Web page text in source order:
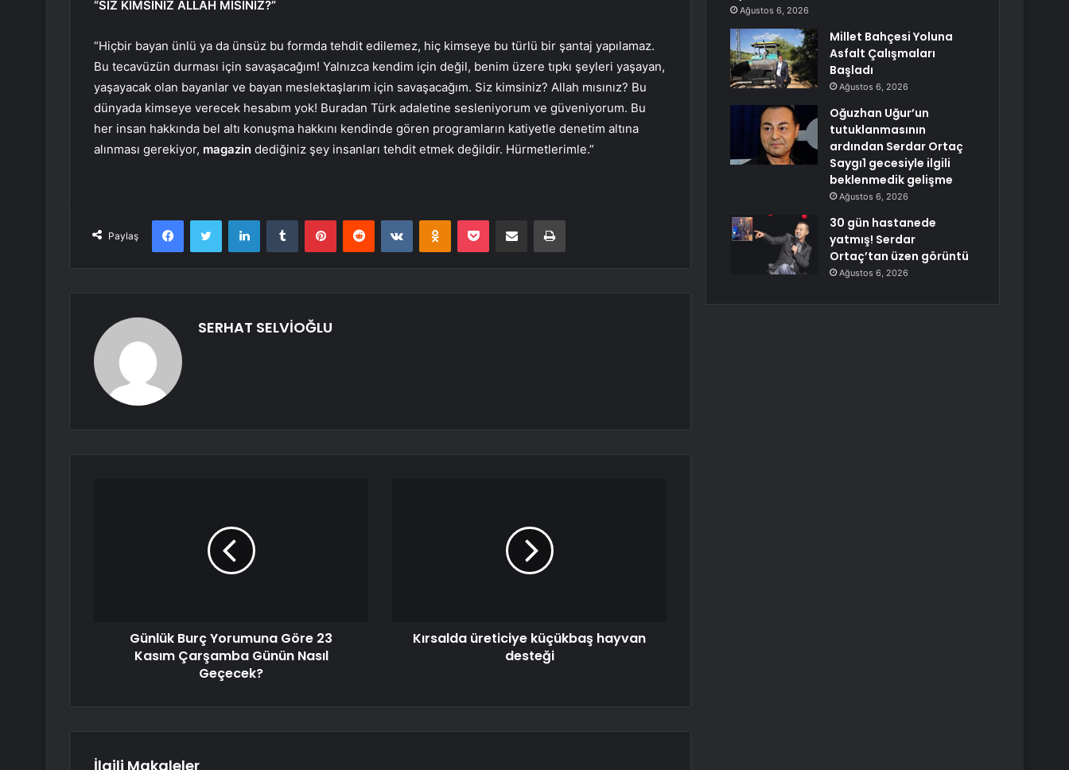
“SİZ KİMSİNİZ ALLAH MISINIZ?”
“Hiçbir bayan ünlü ya da ünsüz bu formda tehdit edilemez, hiç kimseye bu türlü bir şantaj yapılamaz.
Bu tecavüzün durması için savaşacağım! Yalnızca kendim için değil, benim üzere tıpkı şeyleri yaşayan,
yaşayacak olan bayanlar ve bayan meslektaşlarım için savaşacağım. Siz kimsiniz? Allah mısınız? Bu
dünyada kimseye verecek hesabım yok! Buradan Türk adaletine sesleniyorum ve güveniyorum. Bu
her insan hakkında bel altı konuşma hakkını kendinde gören programların katiyetle denetim altına
alınması gerekiyor, magazin dediğiniz şey insanları tehdit etmek değildir. Hürmetlerimle.”
Paylaş
FacebookTwitter LinkedInTumblr PinterestReddit VKontakteOdnoklassniki
Pocket E-Posta ile paylaş Yazdır
SERHAT SELVİOĞLU
Günlük Burç Yorumuna Göre 23
Kasım Çarşamba Günün Nasıl
Geçecek?
Kırsalda üreticiye küçükbaş hayvan
desteği
İlgili Makaleler
Ağustos 6, 2026
Millet Bahçesi Yoluna
Asfalt Çalışmaları
Başladı
Ağustos 6, 2026
Oğuzhan Uğur’un
tutuklanmasının
ardından Serdar Ortaç
Saygı1 gecesiyle ilgili
beklenmedik gelişme
Ağustos 6, 2026
30 gün hastanede
yatmış! Serdar
Ortaç’tan üzen görüntü
Ağustos 6, 2026